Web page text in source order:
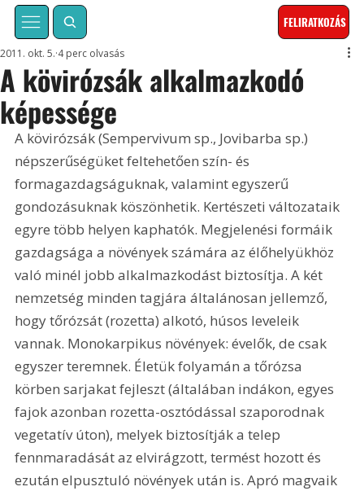
FELIRATKOZÁS
A kövirózsák alkalmazkodó
képessége
2011. okt. 5. 4 perc olvasás
A kövirózsák (Sempervivum sp., Jovibarba sp.)
népszerűségüket feltehetően szín- és
formagazdagságuknak, valamint egyszerű
gondozásuknak köszönhetik. Kertészeti változataik
egyre több helyen kaphatók. Megjelenési formáik
gazdagsága a növények számára az élőhelyükhöz
való minél jobb alkalmazkodást biztosítja. A két
nemzetség minden tagjára általánosan jellemző,
hogy tőrózsát (rozetta) alkotó, húsos leveleik
vannak. Monokarpikus növények: évelők, de csak
egyszer teremnek. Életük folyamán a tőrózsa
körben sarjakat fejleszt (általában indákon, egyes
fajok azonban rozetta-osztódással szaporodnak
vegetatív úton), melyek biztosítják a telep
fennmaradását az elvirágzott, termést hozott és
ezután elpusztuló növények után is. Apró magvaik